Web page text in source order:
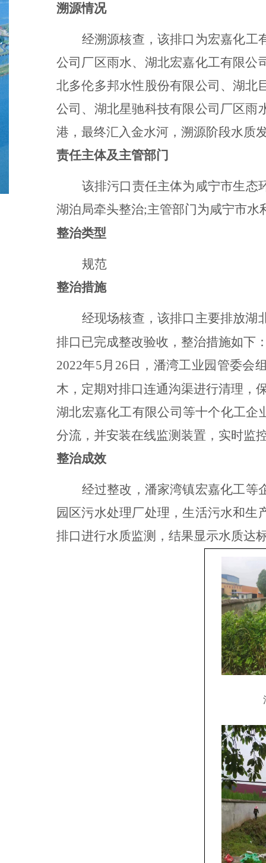
溯源情况
经溯源核查，该排口为宏嘉化工
公司厂区雨水、湖北宏嘉化工有限公
北多伦多邦水性股份有限公司、湖北
公司、湖北星驰科技有限公司厂区雨
港，最终汇入金水河，溯源阶段水质
责任主体及主管部门
该排污口责任主体为咸宁市生态
湖泊局牵头整治;主管部门为咸宁市水
整治类型
规范
整治措施
经现场核查，该排口主要排放湖
排口已完成整改验收，整治措施如下
2022年5 月 26 日，潘湾工业园管委会
木，定期对排口连通沟渠进行清理，
湖北宏嘉化工有限公司等十个化工企
分流，并安装在线监测装置，实时监
整治成效
经过整改，潘家湾镇宏嘉化工等
园区污水处理厂处理，生活污水和
排口进行水质监测，结果显示水质达